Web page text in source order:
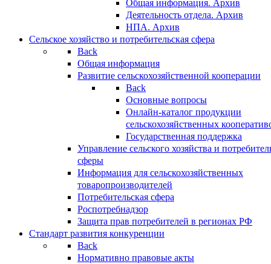
Общая информация. Архив
Деятельность отдела. Архив
НПА. Архив
Сельское хозяйство и потребительская сфера
Back
Общая информация
Развитие сельскохозяйственной кооперации
Back
Основные вопросы
Онлайн-каталог продукции
сельскохозяйственных
Государственная поддержка
Управление сельского хозяйства и
сферы
Информация для сельскохозяйственных
товаропроизводителей
Потребительская сфера
Роспотребнадзор
Защита прав потребителей в регионах РФ
Стандарт развития конкуренции
Back
Нормативно правовые акты